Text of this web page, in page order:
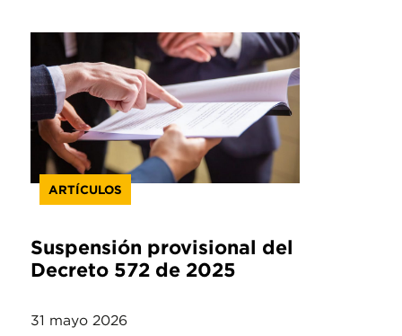
ARTÍCULOS
Suspensión provisional del
Decreto 572 de 2025
31 mayo 2026